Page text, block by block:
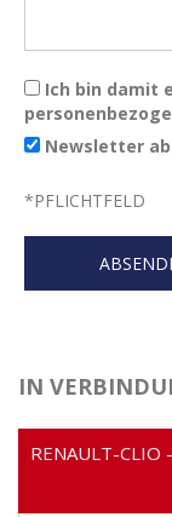
Ich bin damit
Newsletter
*PFLICHTFELD
IN
RENAULT-CLIO